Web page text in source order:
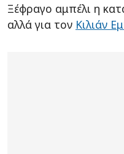
Ξέφραγο αμπέλι η
αλλά για τον Κιλιάν